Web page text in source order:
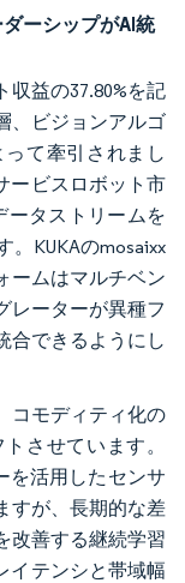
ーシップがAI統
収益の37.80%を記
、ビジョンアルゴ
て牽引されまし
ービスロボット市
ータストリームを
KUKAのmosaixx
ームはマルチベン
レーターが異種フ
合できるようにし
コモディティ化の
させています。
を活用したセンサ
すが、長期的な差
改善する継続学習
イテンシと帯域幅